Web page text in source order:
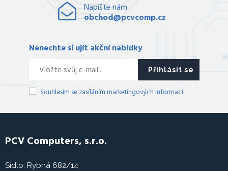
Napište nám
obchod@pcvcomp.cz
Nenechte si ujít akční nabídky
Přihlásit se
Souhlasím se zasíláním marketingových informací
PCV Computers, s.r.o.
Sídlo: Rybná 682/14